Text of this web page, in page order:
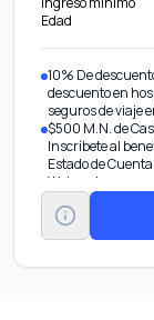
Edad
10% De
descuento en
seguros de viaje
$500 M.N. de
Inscríbete al
Estado de
Walmart.com.mx
la vigencia del
Cada vez que
Membership
Comprar en